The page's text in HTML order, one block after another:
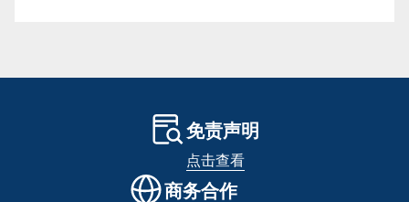
免责声明
点击查看
商务合作